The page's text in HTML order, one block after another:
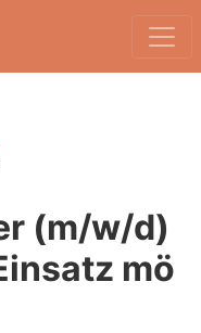
(m/w/d)
mö